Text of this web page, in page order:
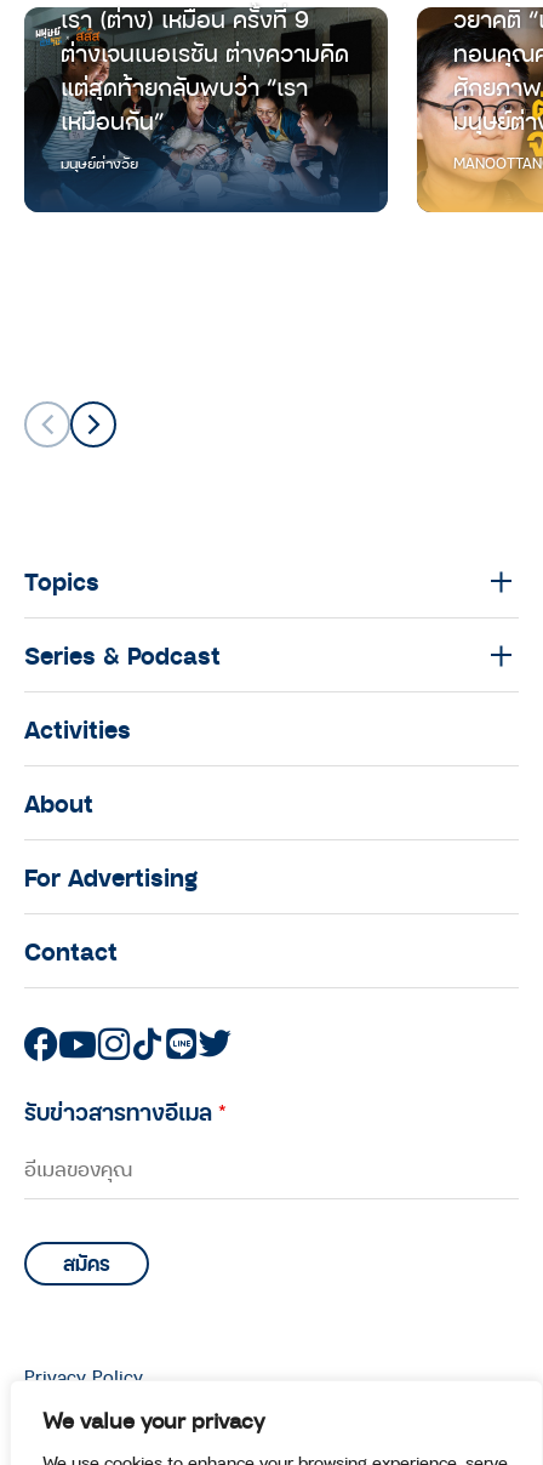
We value your privacy
เรา (ต่าง) เหมือน ครั้งที่ 9
ต่างเจนเนอเรชัน ต่างความคิด
แต่สุดท้ายกลับพบว่า “เรา
เหมือนกัน”
มนุษย์ต่างวัย
วยาคติ
ทอนคุณ
ศักยภา
มนุษย์ต่า
Topics
Series & Podcast
Activities
About
For Advertising
Contact
รับข่าวสารทางอีเมล*
© Copyright 2026 Manoottangwai All Rights Reserved.
Privacy Policy